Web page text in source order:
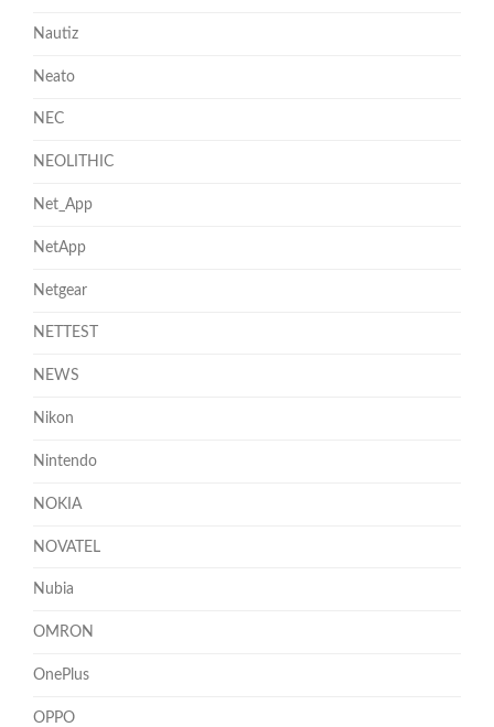
Nautiz
Neato
NEC
NEOLITHIC
Net_App
NetApp
Netgear
NETTEST
NEWS
Nikon
Nintendo
NOKIA
NOVATEL
Nubia
OMRON
OnePlus
OPPO